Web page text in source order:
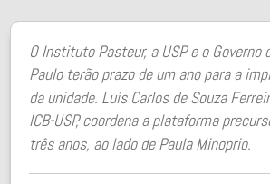
O Instituto Pasteur, a USP e o Governo
Paulo terão prazo de um ano para a
da unidade. Luís Carlos de Souza
ICB-USP, coordena a plataforma
três anos, ao lado de Paula Minoprio.